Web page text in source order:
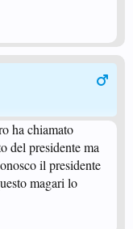
ha chiamato
del presidente ma
il presidente
magari lo